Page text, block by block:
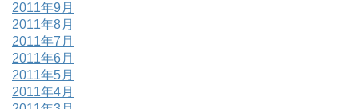
2011年9月
2011年8月
2011年7月
2011年6月
2011年5月
2011年4月